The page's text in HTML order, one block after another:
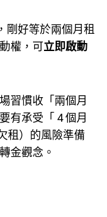
剛好等於兩個月租
權，可立即啟動
習慣收「兩個月
有承受「 4 個月
租）的風險準備
金觀念。